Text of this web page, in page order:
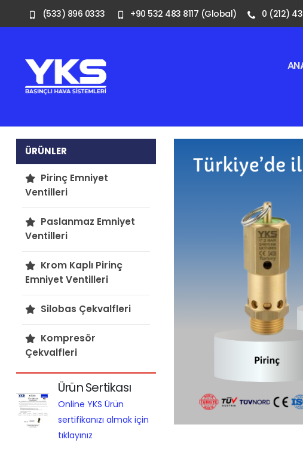
(533) 896 0333 +90 532 483 8117 (Global) 0 (212)
ÜRÜNLER
Pirinç Emniyet
Ventilleri
Paslanmaz Emniyet
Ventilleri
Krom Kaplı Pirinç
Emniyet Ventilleri
Silobas Çekvalfleri
Kompresör
Çekvalfleri
Ürün Sertikası
Online YKS Ürün
sertifikanızı almak için
tıklayınız